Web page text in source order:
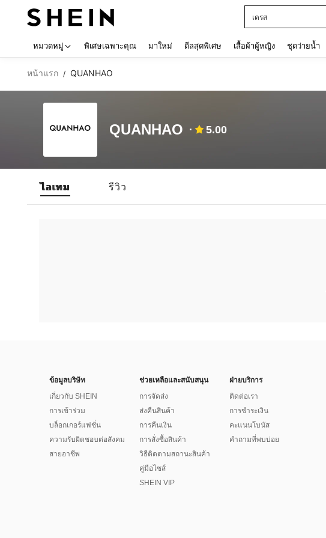
เดรส
หมวดหมู่ พิเศษเฉพาะคุณ มาใหม่ ดีลสุดพิเศษ เสื้อผ้าผู้หญิง ชุดว่ายน้ำ
หน้าแรก / QUANHAO
QUANHAO 5.00
ไอเทม รีวิว
ข้อมูลบริษัท
เกี่ยวกับ SHEIN
การเข้าร่วม
บล็อกเกอร์แฟชั่น
ความรับผิดชอบต่อสังคม
สายอาชีพ
ช่วยเหลือและสนับสนุน
การจัดส่ง
ส่งคืนสินค้า
การคืนเงิน
การสั่งซื้อสินค้า
วิธีติดตามสถานะสินค้า
คู่มือไซส์
SHEIN VIP
ฝ่ายบริการ
ติดต่อเรา
การชำระเงิน
คะแนนโบนัส
คำถามที่พบบ่อย